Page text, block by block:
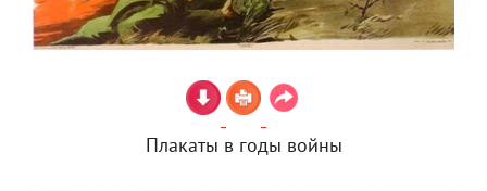
Плакаты в годы войны